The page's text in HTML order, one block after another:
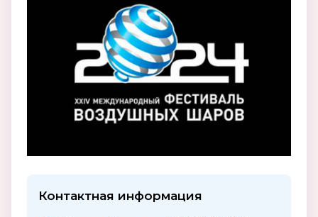
Контактная информация